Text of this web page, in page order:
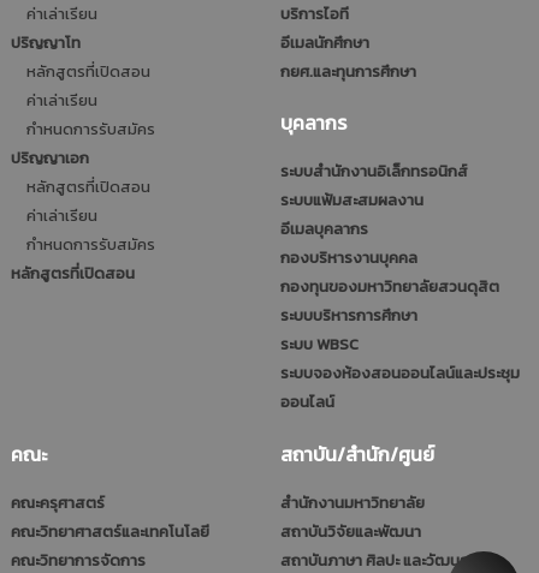
ค่าเล่าเรียน
ปริญญาโท
หลักสูตรที่เปิดสอน
ค่าเล่าเรียน
กำหนดการรับสมัคร
ปริญญาเอก
หลักสูตรที่เปิดสอน
ค่าเล่าเรียน
กำหนดการรับสมัคร
หลักสูตรที่เปิดสอน
บริการไอที
อีเมลนักศึกษา
กยศ.และทุนการศึกษา
บุคลากร
ระบบสำนักงานอิเล็กทรอนิกส์
ระบบแฟ้มสะสมผลงาน
อีเมลบุคลากร
กองบริหารงานบุคคล
กองทุนของมหาวิทยาลัยสวนดุสิต
ระบบบริหารการศึกษา
ระบบ WBSC
ระบบจองห้องสอนออนไลน์และประชุม
ออนไลน์
คณะ
คณะครุศาสตร์
คณะวิทยาศาสตร์และเทคโนโลยี
คณะวิทยาการจัดการ
สถาบัน/สำนัก/ศูนย์
สำนักงานมหาวิทยาลัย
สถาบันวิจัยและพัฒนา
สถาบันภาษา ศิลปะ และวัฒนธรรม